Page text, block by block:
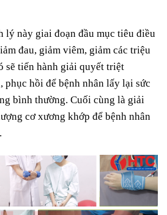
lý này giai đoạn đầu mục tiêu điều
đau, giảm viêm, giảm các triệu
sẽ tiến hành giải quyết triệt
phục hồi để bệnh nhân lấy lại sức
bình thường. Cuối cùng là giải
cơ xương khớp để bệnh nhân